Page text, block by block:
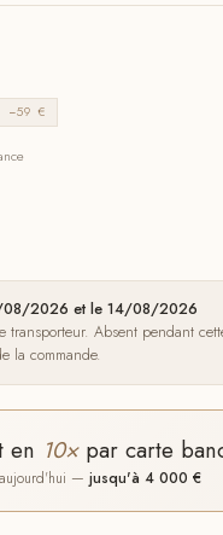
−59 €
08/2026 et le 14/08/2026
transporteur. Absent pendant
la commande.
en 10×par carte
— jusqu'à 4 000 €